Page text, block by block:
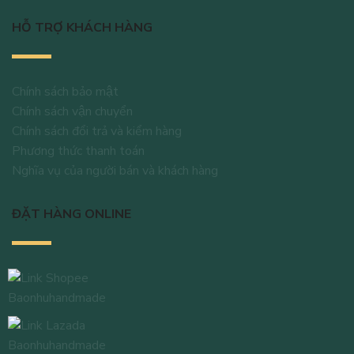
HỖ TRỢ KHÁCH HÀNG
Chính sách bảo mật
Chính sách vận chuyển
Chính sách đổi trả và kiểm hàng
Phương thức thanh toán
Nghĩa vụ của người bán và khách hàng
ĐẶT HÀNG ONLINE